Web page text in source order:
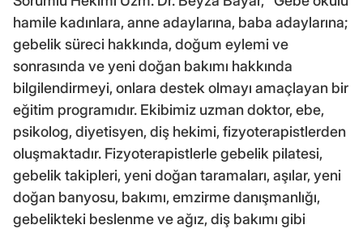
hamile kadınlara, anne adaylarına, baba adaylarına;
gebelik süreci hakkında, doğum eylemi ve
sonrasında ve yeni doğan bakımı hakkında
bilgilendirmeyi, onlara destek olmayı amaçlayan bir
eğitim programıdır. Ekibimiz uzman doktor, ebe,
psikolog, diyetisyen, diş hekimi, fizyoterapistlerden
oluşmaktadır. Fizyoterapistlerle gebelik pilatesi,
gebelik takipleri, yeni doğan taramaları, aşılar, yeni
doğan banyosu, bakımı, emzirme danışmanlığı,
gebelikteki beslenme ve ağız, diş bakımı gibi